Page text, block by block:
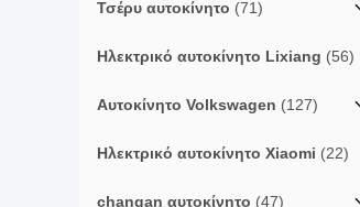
Τσέρυ αυτοκίνητο (71)
Ηλεκτρικό αυτοκίνητο Lixiang (56)
Αυτοκίνητο Volkswagen (127)
Ηλεκτρικό αυτοκίνητο Xiaomi (22)
changan αυτοκίνητο (47)